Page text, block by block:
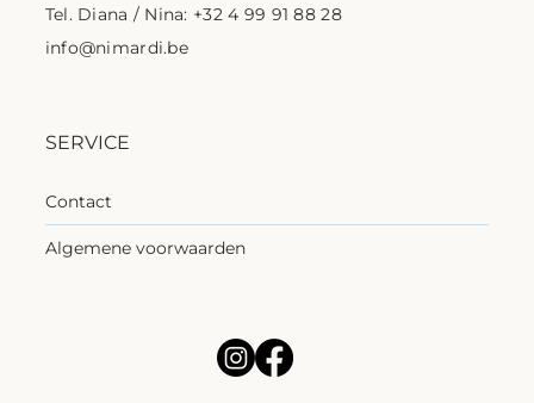
SERVICE
Contact
Algemene voorwaarden
Tel. Diana / Nina: +32 4 99 91 88 28
info@nimardi.be